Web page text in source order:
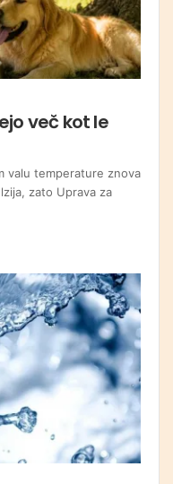
več kot le
valu temperature znova
zato Uprava za